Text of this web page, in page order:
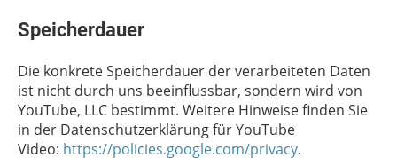
Speicherdauer
Die konkrete Speicherdauer der verarbeiteten Daten
ist nicht durch uns beeinflussbar, sondern wird von
YouTube, LLC bestimmt. Weitere Hinweise finden Sie
in der Datenschutzerklärung für YouTube
Video: https://policies.google.com/privacy.